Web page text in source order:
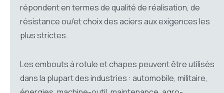
répondent en termes de qualité de réalisation, de
résistance ou/et choix des aciers aux exigences les
plus strictes.
Les embouts à rotule et chapes peuvent être utilisés
dans la plupart des industries : automobile, militaire,